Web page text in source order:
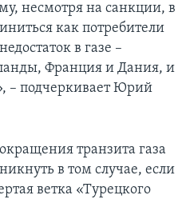
несмотря на санкции, в
как потребители
в газе –
Франция и Дания, и
– подчеркивает Юрий
транзита газа
в том случае, если
ветка «Турецкого